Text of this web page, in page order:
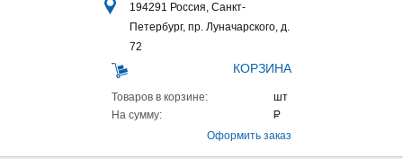
194291 Россия, Санкт-
Петербург, пр. Луначарского, д.
72
КОРЗИНА
Товаров в корзине:
На сумму:
Оформить заказ